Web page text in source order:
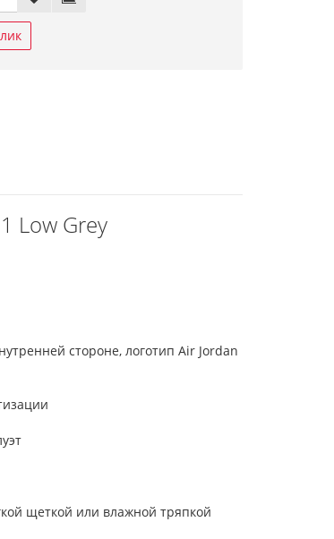
Low Grey
стороне, логотип Air Jordan
щеткой или влажной тряпкой